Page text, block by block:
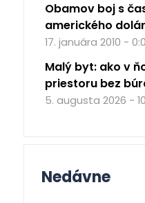
Obamov boj s
amerického
17. januára 2010 -
Malý byt: ako v
priestoru bez
5. augusta 2026 -
Nedávne